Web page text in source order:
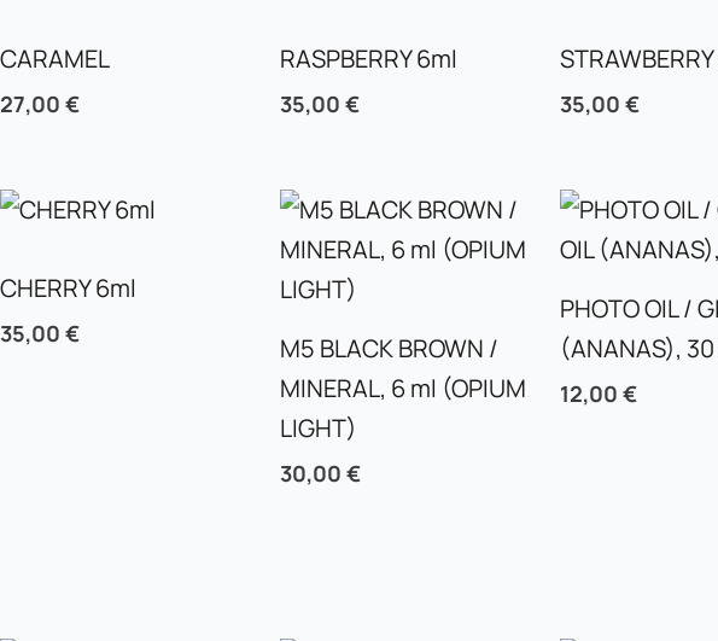
CARAMEL
27,00 €
RASPBERRY 6ml
35,00 € 35,00 €
CHERRY 6ml
35,00 €
M5 BLACK BROWN /
MINERAL, 6 ml (OPIUM
LIGHT)
30,00 €
PHOTO OIL /
(ANANAS),
12,00 €